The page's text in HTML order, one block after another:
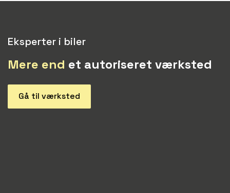
Eksperter i biler
Mere end et autoriseret værksted
Gå til værksted